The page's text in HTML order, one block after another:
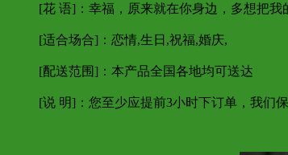
[花 语]：幸福，原来就在你身边，多想把我
[适合场合]：恋情,生日,祝福,婚庆,
[配送范围]：本产品全国各地均可送达
[说 明]：您至少应提前3小时下订单，我们